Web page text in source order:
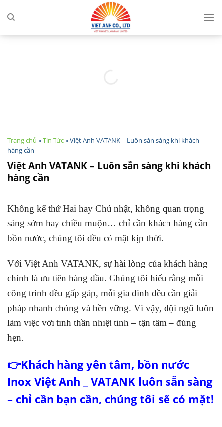
Trang chủ »Tin Tức»Việt Anh VATANK – Luôn sẵn sàng khi khách
hàng cần
Việt Anh VATANK – Luôn sẵn sàng khi khách
hàng cần
Không kể thứ Hai hay Chủ nhật, không quan trọng
sáng sớm hay chiều muộn… chỉ cần khách hàng cần
bồn nước, chúng tôi đều có mặt kịp thời.
Với Việt Anh VATANK, sự hài lòng của khách hàng
chính là ưu tiên hàng đầu. Chúng tôi hiểu rằng mỗi
công trình đều gấp gáp, mỗi gia đình đều cần giải
pháp nhanh chóng và bền vững. Vì vậy, đội ngũ luôn
làm việc với tinh thần nhiệt tình – tận tâm – đúng
hẹn.
👉Khách hàng yên tâm, bồn nước
Inox Việt Anh _ VATANK luôn sẵn sàng
– chỉ cần bạn cần, chúng tôi sẽ có mặt!